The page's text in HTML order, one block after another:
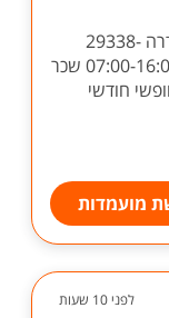
דרוש/ה עובד/ת ניקיון למתקן ביטחוני חדרה -29338
משרה מלאה בימים: א'-ה' בין השעות: 07:00-16:00 שכר
ליום! חופשי חודשי
מועמדות
לפני 10 שעות